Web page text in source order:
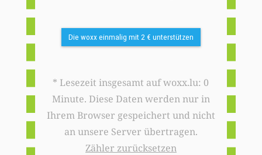
Die woxx einmalig mit 2 € unterstützen
* Lesezeit insgesamt auf woxx.lu: 0
Minute. Diese Daten werden nur in
Ihrem Browser gespeichert und nicht
an unsere Server übertragen.
Zähler zurücksetzen